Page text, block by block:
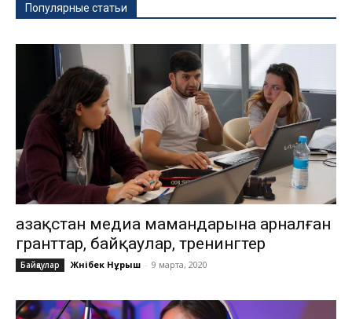
Популярные статьи
Қазақстан медиа мамандарына арналған
гранттар, байқаулар, тренингтер
Байқаулар Жәнібек Нұрыш - 9 марта, 2020